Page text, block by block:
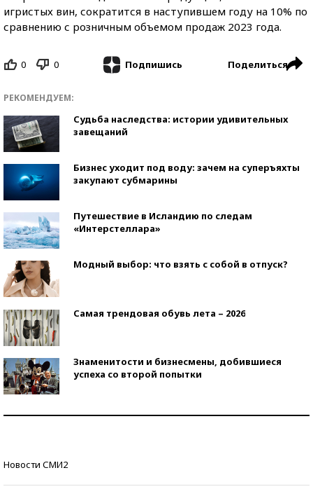
игристых вин, сократится в наступившем году на 10% по
сравнению с розничным объемом продаж 2023 года.
0 0 Подпишись Поделиться
РЕКОМЕНДУЕМ:
Судьба наследства: истории удивительных
завещаний
Бизнес уходит под воду: зачем на суперъяхты
закупают субмарины
Путешествие в Исландию по следам
«Интерстеллара»
Модный выбор: что взять с собой в отпуск?
Самая трендовая обувь лета – 2026
Знаменитости и бизнесмены, добившиеся
успеха со второй попытки
Новости СМИ2